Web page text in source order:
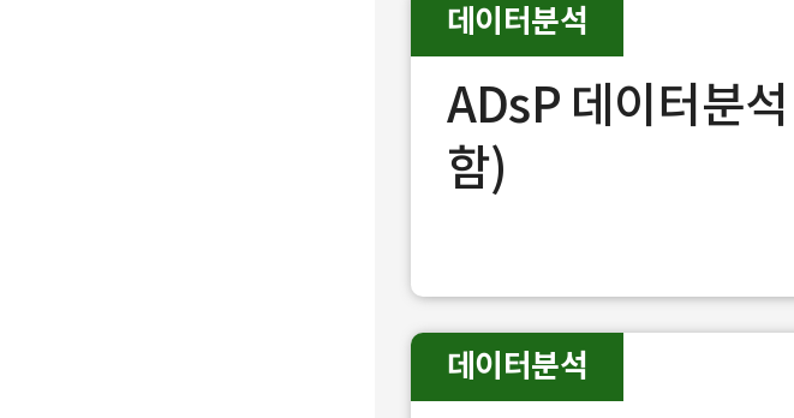
ADsP 데이터분
함)
데이터분석
데이터분석